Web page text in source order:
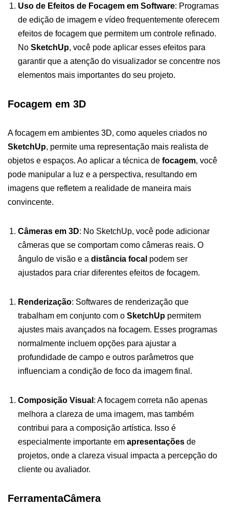
Uso de Efeitos de Focagem em Software: Programas
de edição de imagem e vídeo frequentemente oferecem
efeitos de focagem que permitem um controle refinado.
No SketchUp, você pode aplicar esses efeitos para
garantir que a atenção do visualizador se concentre nos
elementos mais importantes do seu projeto.
Focagem em 3D
A focagem em ambientes 3D, como aqueles criados no
SketchUp, permite uma representação mais realista de
objetos e espaços. Ao aplicar a técnica de focagem, você
pode manipular a luz e a perspectiva, resultando em
imagens que refletem a realidade de maneira mais
convincente.
Câmeras em 3D: No SketchUp, você pode adicionar
câmeras que se comportam como câmeras reais. O
ângulo de visão e a distância focal podem ser
ajustados para criar diferentes efeitos de focagem.
Renderização: Softwares de renderização que
trabalham em conjunto com o SketchUp permitem
ajustes mais avançados na focagem. Esses programas
normalmente incluem opções para ajustar a
profundidade de campo e outros parâmetros que
influenciam a condição de foco da imagem final.
Composição Visual : A focagem correta não apenas
melhora a clareza de uma imagem, mas também
contribui para a composição artística. Isso é
especialmente importante em apresentações de
projetos, onde a clareza visual impacta a percepção do
cliente ou avaliador.
FerramentaCâmera